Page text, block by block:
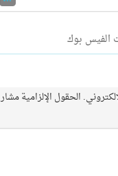
الفيس بوك
الحقول الإلزامية مشار